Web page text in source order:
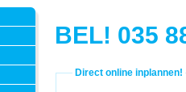
BEL! 035
Direct online inplannen!